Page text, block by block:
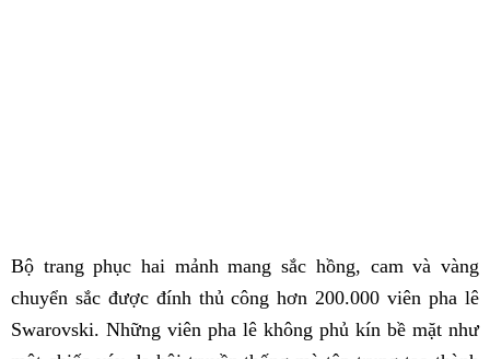
Bộ trang phục hai mảnh mang sắc hồng, cam và vàng
chuyển sắc được đính thủ công hơn 200.000 viên pha lê
Swarovski. Những viên pha lê không phủ kín bề mặt như